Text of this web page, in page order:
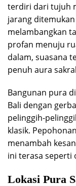
terdiri dari tujuh
jarang
melambangkan
profan menuju
dalam, suasana
penuh aura
Bangunan pura
Bali dengan
pelinggih-
klasik.
menambah
ini terasa seperti
Lokasi Pura